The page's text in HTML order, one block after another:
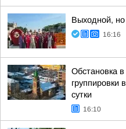
Выходной,
16:16
Обстановка в
группировки
сутки
16:10